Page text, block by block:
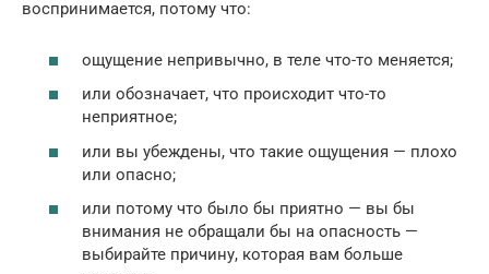
воспринимается, потому что:
ощущение непривычно, в теле что-то меняется;
или обозначает, что происходит что-то
неприятное;
или вы убеждены, что такие ощущения — плохо
или опасно;
или потому что было бы приятно — вы бы
внимания не обращали бы на опасность —
выбирайте причину, которая вам больше